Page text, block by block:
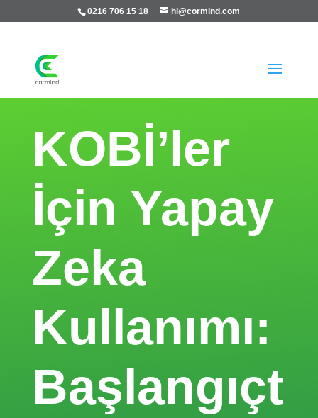
0216 706 15 18 hi@cormind.com
KOBİ’ler
İçin Yapay
Zeka
Kullanımı:
Başlangıçt